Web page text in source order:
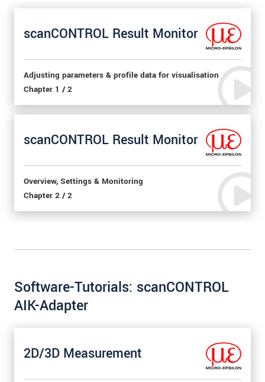
scanCONTROL Result Monitor
Adjusting parameters & profile data for visualisation
Chapter 1 / 2
scanCONTROL Result Monitor
Overview, Settings & Monitoring
Chapter 2 / 2
Software-Tutorials: scanCONTROL
AIK-Adapter
2D/3D Measurement